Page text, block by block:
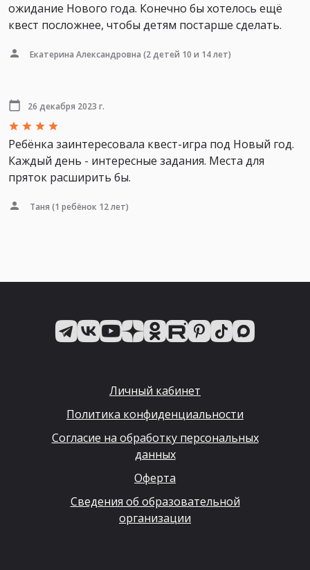
ожидание Нового года. Конечно бы хотелось ещё
квест посложнее, чтобы детям постарше сделать.
Екатерина Александровна (2 детей 10 и 14 лет)
26 декабря 2023 г.
Ребёнка заинтересовала квест-игра под Новый год.
Каждый день - интересные задания. Места для
пряток расширить бы.
Таня (1 ребёнок 12 лет)
Личный кабинет
Политика конфиденциальности
Согласие на обработку персональных
данных
Оферта
Сведения об образовательной
организации